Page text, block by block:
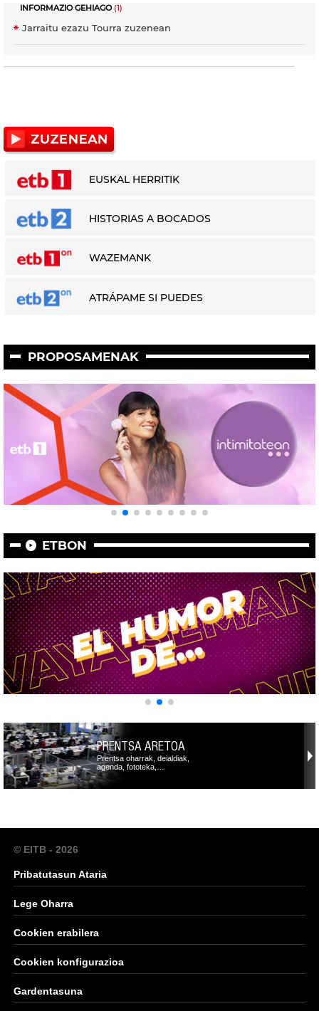
INFORMAZIO GEHIAGO(1)
Jarraitu ezazu Tourra zuzenean
EUSKAL HERRITIK
HISTORIAS A BOCADOS
WAZEMANK
ATRÁPAME SI PUEDES
PROPOSAMENAK
ETBON
PRENTSA ARETOA
Prentsa oharrak, deialdiak,
agenda, fototeka,…
© EITB - 2026
Pribatutasun Ataria
Lege Oharra
Cookien erabilera
Cookien konfigurazioa
Gardentasuna